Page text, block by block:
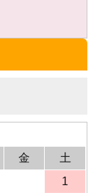
金
土
1